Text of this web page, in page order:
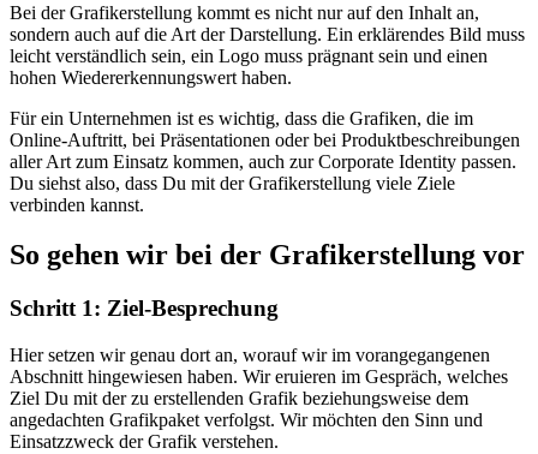
Bei der Grafikerstellung kommt es nicht nur auf den Inhalt an,
sondern auch auf die Art der Darstellung. Ein erklärendes Bild muss
leicht verständlich sein, ein Logo muss prägnant sein und einen
hohen Wiedererkennungswert haben.
Für ein Unternehmen ist es wichtig, dass die Grafiken, die im
Online-Auftritt, bei Präsentationen oder bei Produktbeschreibungen
aller Art zum Einsatz kommen, auch zur Corporate Identity passen.
Du siehst also, dass Du mit der Grafikerstellung viele Ziele
verbinden kannst.
So gehen wir bei der Grafikerstellung vor
Schritt 1: Ziel-Besprechung
Hier setzen wir genau dort an, worauf wir im vorangegangenen
Abschnitt hingewiesen haben. Wir eruieren im Gespräch, welches
Ziel Du mit der zu erstellenden Grafik beziehungsweise dem
angedachten Grafikpaket verfolgst. Wir möchten den Sinn und
Einsatzzweck der Grafik verstehen.